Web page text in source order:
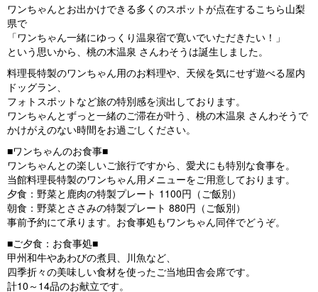
ワンちゃんとお出かけできる多くのスポットが点在するこちら山梨
県で
「ワンちゃん一緒にゆっくり温泉宿で寛いでいただきたい！」
という思いから、桃の木温泉 さんわそうは誕生しました。
料理長特製のワンちゃん用のお料理や、天候を気にせず遊べる屋内
ドッグラン、
フォトスポットなど旅の特別感を演出しております。
ワンちゃんとずっと一緒のご滞在が叶う、桃の木温泉 さんわそうで
かけがえのない時間をお過ごしください。
■ワンちゃんのお食事■
ワンちゃんとの楽しいご旅行ですから、愛犬にも特別な食事を。
当館料理長特製のワンちゃん用メニューをご用意しております。
夕食：野菜と鹿肉の特製プレート 1100円（ご飯別）
朝食：野菜とささみの特製プレート 880円（ご飯別）
事前予約にて承ります。お食事処もワンちゃん同伴でどうぞ。
■ご夕食：お食事処■
甲州和牛やあわびの煮貝、川魚など、
四季折々の美味しい食材を使ったご当地田舎会席です。
計10～14品のお献立です。